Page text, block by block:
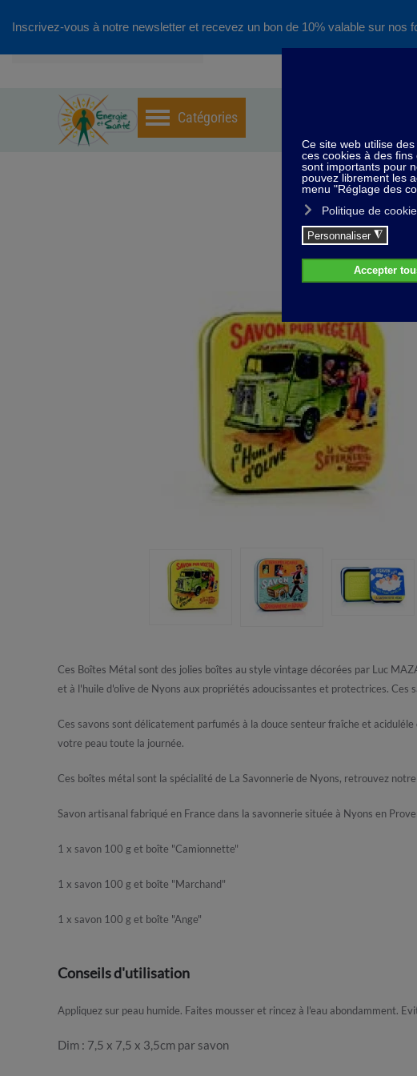
Inscrivez-vous à notre newsletter et recevez un bon de 10% valable sur nos
Home De
Savons
Ces Boîtes Métal sont des jolies boîtes au style vintage décorées par Luc
et à l'huile d'olive de Nyons aux propriétés adoucissantes et protectrices. Ces
Ces savons sont délicatement parfumés à la douce senteur fraîche et aciduléle
votre peau toute la journée.
Ces boîtes métal sont la spécialité de La Savonnerie de Nyons, retrouvez
Savon artisanal fabriqué en France dans la savonnerie située à Nyons en
1 x savon 100 g et boîte "Camionnette"
1 x savon 100 g et boîte "Marchand"
1 x savon 100 g et boîte "Ange"
Conseils d'utilisation
Appliquez sur peau humide. Faites mousser et rincez à l'eau abondamment.
Dim : 7,5 x 7,5 x 3,5cm par savon